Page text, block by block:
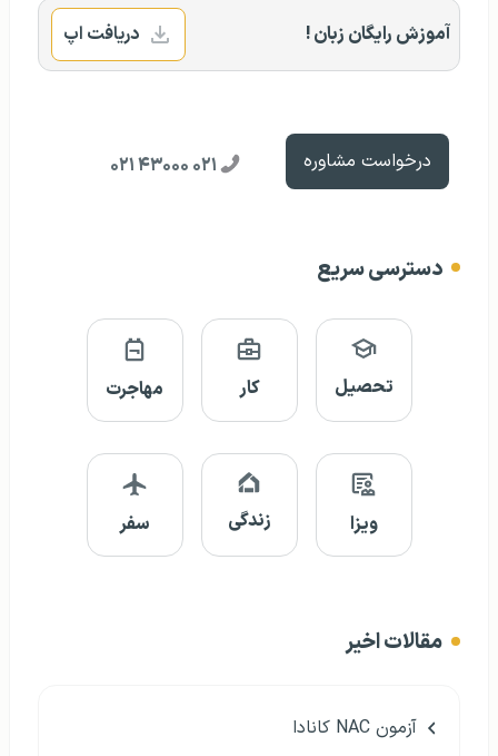
آموزش رایگان زبان ! دریافت اپ
درخواست مشاوره ۰۲۱ ۴۳۰۰۰ ۰۲۱
دسترسی سریع
تحصیل کار مهاجرت
ویزا زندگی سفر
مقالات اخیر
آزمون NAC کانادا